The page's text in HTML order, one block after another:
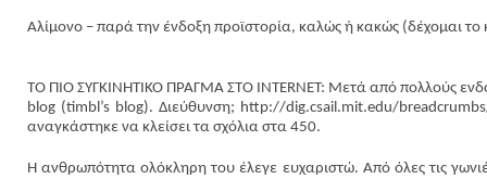
Αλίμονο – παρά την ένδοξη προϊστορία, καλώς ή κακώς (δέχομαι
ΤΟ ΠΙΟ ΣΥΓΚΙΝΗΤΙΚΟ ΠΡΑΓΜΑ ΣΤΟ INTERNET: Μετά από πολλούς
blog (timbl’s blog). Διεύθυνση; http://dig.csail.mit.edu/
αναγκάστηκε να κλείσει τα σχόλια στα 450.
Η ανθρωπότητα ολόκληρη του έλεγε ευχαριστώ. Από όλες τις